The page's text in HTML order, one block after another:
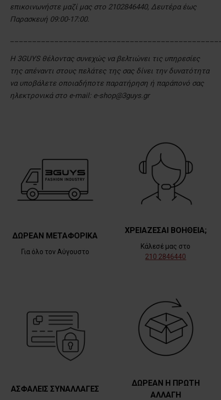
επικοινωνήστε μαζί μας στο 2102846440, Δευτέρα έως
Παρασκευή 09:00-17:00.
Η 3GUYS θέλοντας συνεχώς να βελτιώνει τις υπηρεσίες
της απέναντι στους πελάτες της σας δίνει την δυνατότητα
να υποβάλετε οποιαδήποτε παρατήρηση ή παράπονό σας
ηλεκτρονικά στο e-mail: e-shop@3guys.gr
ΔΩΡΕΑΝ ΜΕΤΑΦΟΡΙΚΑ
Για όλο τον Αύγουστο
ΧΡΕΙΑΖΕΣΑΙ ΒΟΗΘΕΙΑ;
Κάλεσέ μας στο
210 2846440
ΑΣΦΑΛΕΙΣ ΣΥΝΑΛΛΑΓΕΣ
ΔΩΡΕΑΝ Η ΠΡΩΤΗ
ΑΛΛΑΓΗ